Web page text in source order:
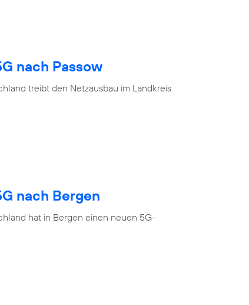
nach Passow
treibt den Netzausbau im Landkreis
nach Bergen
hat in Bergen einen neuen 5G-